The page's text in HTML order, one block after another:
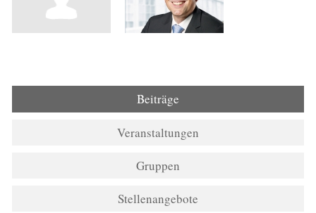
Beiträge
Veranstaltungen
Gruppen
Stellenangebote